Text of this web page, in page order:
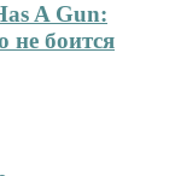
A Gun:
не боится